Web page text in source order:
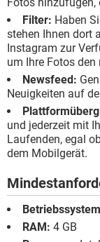
Filter: Haben
stehen Ihnen dort
Instagram zur
um Ihre Fotos
Newsfeed:
Neuigkeiten auf
und jederzeit mit
Laufenden, egal
dem Mobilgerät.
RAM: 4 GB